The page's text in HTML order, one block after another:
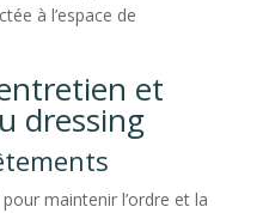
à l’espace de
et
dressing
maintenir l’ordre et la